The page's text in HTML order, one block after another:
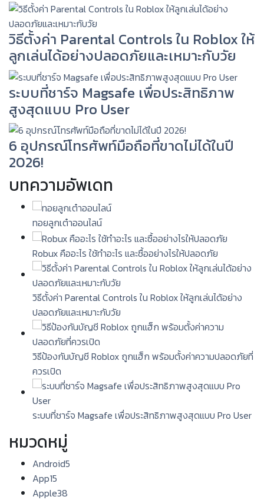
วิธีตั้งค่า Parental Controls ใน Roblox ให้
ลูกเล่นได้อย่างปลอดภัยและเหมาะกับวัย
ระบบที่ชาร์จ Magsafe เพื่อประสิทธิภาพ
สูงสุดแบบ Pro User
6 อุปกรณ์โทรศัพท์มือถือที่ขาดไม่ได้ในปี
2026!
บทความอัพเดท
ทอยลูกเต๋าออนไลน์
Robux คืออะไร ใช้ทำอะไร และซื้ออย่างไรให้ปลอดภัย
วิธีตั้งค่า Parental Controls ใน Roblox ให้ลูกเล่นได้อย่าง
ปลอดภัยและเหมาะกับวัย
วิธีป้องกันบัญชี Roblox ถูกแฮ็ก พร้อมตั้งค่าความปลอดภัยที่
ควรเปิด
ระบบที่ชาร์จ Magsafe เพื่อประสิทธิภาพสูงสุดแบบ Pro User
หมวดหมู่
Android5
App15
Apple38